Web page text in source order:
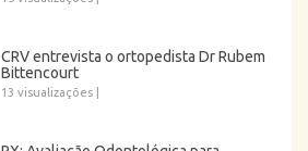
CRV entrevista o ortopedista Dr Rubem
Bittencourt
13 visualizações